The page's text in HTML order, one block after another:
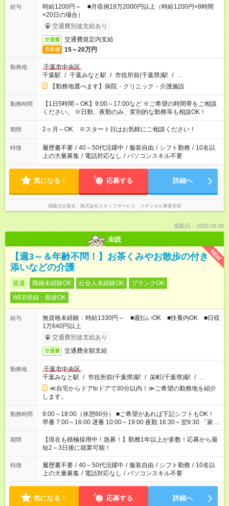
給与
時給1200円～ ■月収例19万2000円以上（時給1200円×8時間
×20日の場合）
交通費別途支給あり
交通費 交通費規定内支給
月収例 15～20万円
勤務地
千葉市中央区
千葉駅 / 千葉みなと駅 / 市役所前(千葉県)駅 / …
【勤務地選べます】病院・クリニック・介護施設
勤務時間
【1日5時間～OK】9:00～17:00など ※ご希望の時間帯をご相談
ください。 ※日勤、夜勤のみ、変則的な勤務等も相談OK！
期間 2ヶ月～OK ※スタート日はお気軽にご相談ください！
特徴 履歴書不要 / 40～50代活躍中 / 服装自由 / シフト勤務 / 10名以
上の大量募集 / 電話対応なし / パソコンスキル不要
気になる！ 応募する 詳細へ
掲載元企業名 株式会社スタッフサービス メディカル事業本部
掲載日：2026.08.08
未読
NEW
【週3～＆年齢不問！】お茶くみやお散歩の付き
添いなどの介護
派遣 職種未経験OK 社会人未経験OK
ブランクOK
WEB登録・面接OK
給与
無資格未経験：時給1330円～ ■週払いOK ■扶養内OK ■日収
1万640円以上
交通費別途支給あり
交通費 交通費全額支給
勤務地
千葉市中央区
千葉みなと駅 / 市役所前(千葉県)駅 / 栄町(千葉県)駅 / …
≪自宅からドアtoドアで30分以内！≫ご希望の勤務地を紹介
します。
勤務時間
9:00～18:00（休憩60分） ■ご希望があれば下記シフトもOK！
早番 7:00～16:00 遅番 10:00～19:00 夜勤 16:30～翌9:30 「家族
と休みを合わせたい」 「余裕を持って夕飯の準備がしたい」
「できれば残業はしたくない」 など、ご希望を教えてください
ね。 ※Wワーク希望の方へ 今ご覧のお仕事で希望する勤務時間
と、もう1つのお仕事の勤務時間。 合計で週40時間を超える場
合は応募できません。
期間
【現在も積極採用中！急募！】勤務1年以上が多数！応募から最
短2～3日後に就業可能！
特徴 履歴書不要 / 40～50代活躍中 / 服装自由 / シフト勤務 / 10名以
上の大量募集 / 電話対応なし / パソコンスキル不要
気になる！ 応募する 詳細へ